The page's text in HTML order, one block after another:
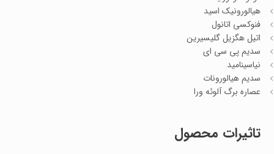
هیالورونیک اسید
فنوکسی اتانول
اتیل هگزیل گلیسیرین
سدیم پی سی ای
نیاسینامید
سدیم هیالورونات
عصاره برگ آلوئه ورا
تاثیرات محصول